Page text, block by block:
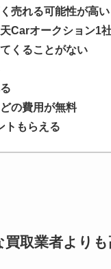
売れる可能性が高い
Carオークション1
くることがない
の費用が無料
トもらえる
取業者より